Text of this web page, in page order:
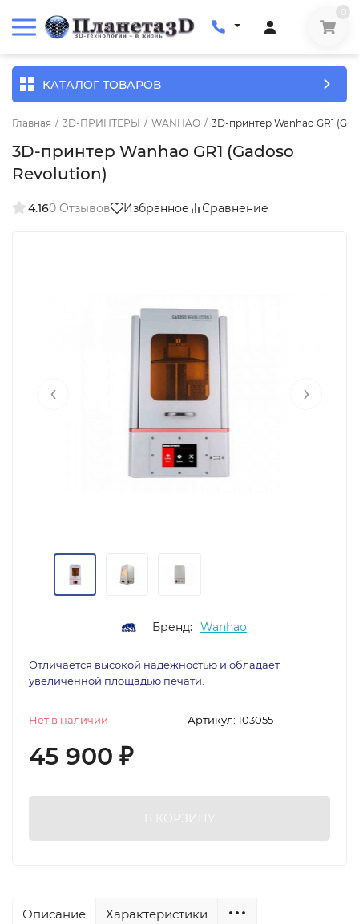
КАТАЛОГ ТОВАРОВ
Главная / 3D-ПРИНТЕРЫ / WANHAO / 3D-принтер Wanhao GR1
3D-принтер Wanhao GR1 (Gadoso
Revolution)
4.160 Отзывов Избранное Сравнение
‹ ›
Бренд: Wanhao
Отличается высокой надежностью и обладает
увеличенной площадью печати.
Артикул: 103055
Нет в наличии
45 900 ₽
В КОРЗИНУ
Описание Характеристики